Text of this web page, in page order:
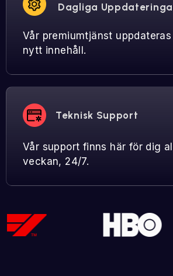
Dagliga
Vår premiumtjänst
nytt innehåll.
Teknisk Support
Vår support finns här för dig
veckan, 24/7.